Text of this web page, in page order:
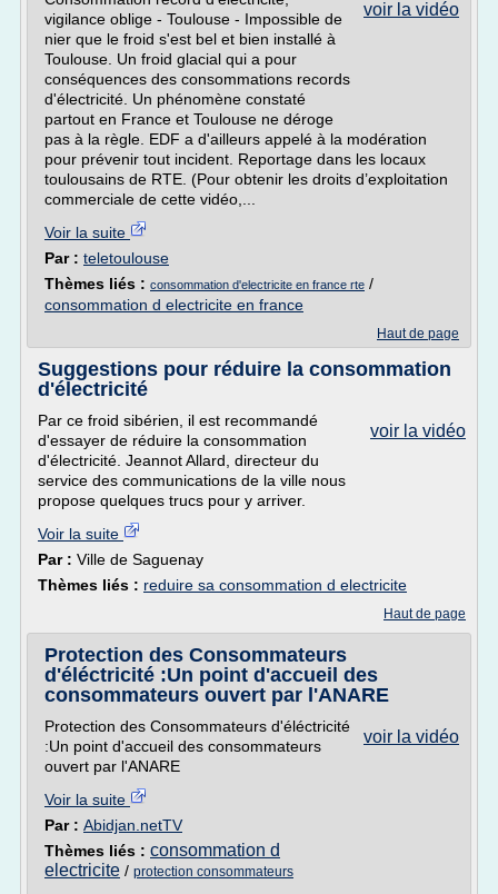
voir la vidéo
vigilance oblige - Toulouse - Impossible de
nier que le froid s'est bel et bien installé à
Toulouse. Un froid glacial qui a pour
conséquences des consommations records
d'électricité. Un phénomène constaté
partout en France et Toulouse ne déroge
pas à la règle. EDF a d'ailleurs appelé à la modération
pour prévenir tout incident. Reportage dans les locaux
toulousains de RTE. (Pour obtenir les droits d’exploitation
commerciale de cette vidéo,...
Voir la suite
Par : teletoulouse
Thèmes liés : consommation d'electricite en france rte /
consommation d electricite en france
Haut de page
Suggestions pour réduire la consommation
d'électricité
voir la vidéo
Par ce froid sibérien, il est recommandé
d'essayer de réduire la consommation
d'électricité. Jeannot Allard, directeur du
service des communications de la ville nous
propose quelques trucs pour y arriver.
Voir la suite
Par : Ville de Saguenay
Thèmes liés : reduire sa consommation d electricite
Haut de page
Protection des Consommateurs
d'éléctricité :Un point d'accueil des
consommateurs ouvert par l'ANARE
voir la vidéo
Protection des Consommateurs d'éléctricité
:Un point d'accueil des consommateurs
ouvert par l'ANARE
Voir la suite
Par : Abidjan.netTV
Thèmes liés : consommation d
electricite / protection consommateurs